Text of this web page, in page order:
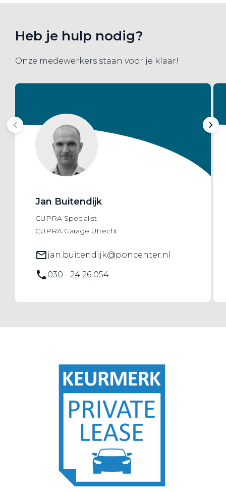
Heb je hulp nodig?
Onze medewerkers staan voor je klaar!
Jan Buitendijk
CUPRA Specialist
CUPRA Garage Utrecht
jan.buitendijk@poncenter.nl
030 - 24 26 054